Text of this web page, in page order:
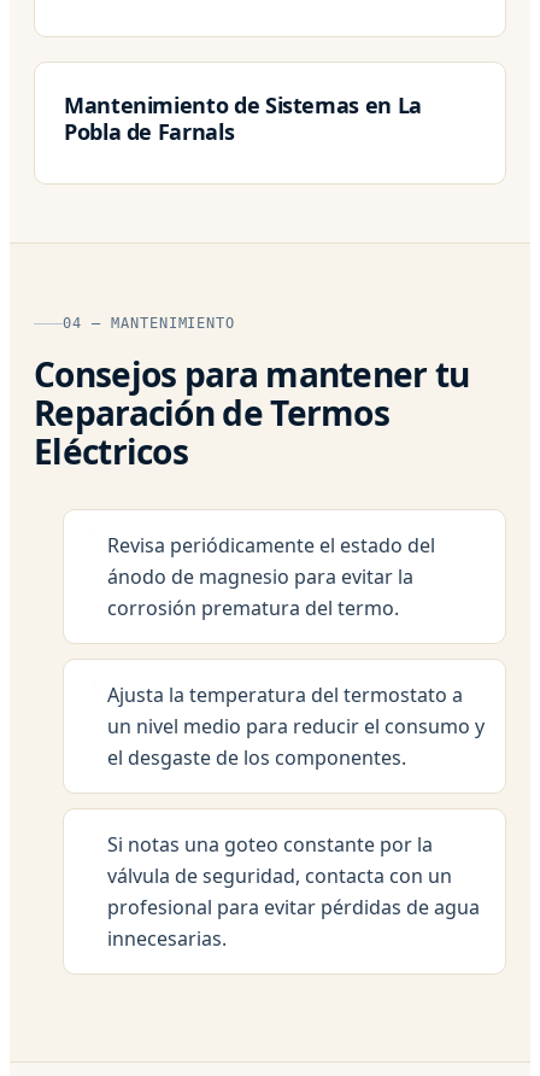
Mantenimiento de Sistemas en La
Pobla de Farnals
04 — MANTENIMIENTO
Consejos para mantener tu
Reparación de Termos
Eléctricos
Revisa periódicamente el estado del
ánodo de magnesio para evitar la
corrosión prematura del termo.
Ajusta la temperatura del termostato a
un nivel medio para reducir el consumo y
el desgaste de los componentes.
Si notas una goteo constante por la
válvula de seguridad, contacta con un
profesional para evitar pérdidas de agua
innecesarias.